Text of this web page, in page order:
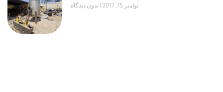
نوامبر 15, 2017 بدون دیدگاه